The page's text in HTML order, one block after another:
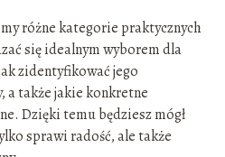
różne kategorie praktycznych
się idealnym wyborem dla
zidentyfikować jego
a także jakie konkretne
Dzięki temu będziesz mógł
sprawi radość, ale także